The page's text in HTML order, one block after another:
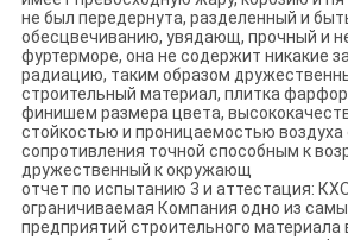
не был передернута, разделенный и
обесцвечиванию, увядающ, прочный и
фуртерморе, она не содержит никакие
радиацию, таким образом
строительный материал, плитка
финишем размера цвета,
стойкостью и проницаемостью
сопротивления точной способным к
дружественный к окружающ
отчет по испытанию 3 и аттестация:
ограничиваемая Компания одно из
предприятий строительного